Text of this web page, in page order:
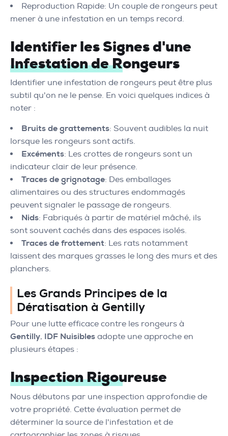
Reproduction Rapide: Un couple de rongeurs peut
mener à une infestation en un temps record.
Identifier les Signes d'une
Infestation de Rongeurs
Identifier une infestation de rongeurs peut être plus
subtil qu'on ne le pense. En voici quelques indices à
noter :
Bruits de grattements: Souvent audibles la nuit
lorsque les rongeurs sont actifs.
Excéments: Les crottes de rongeurs sont un
indicateur clair de leur présence.
Traces de grignotage: Des emballages
alimentaires ou des structures endommagés
peuvent signaler le passage de rongeurs.
Nids: Fabriqués à partir de matériel mâché, ils
sont souvent cachés dans des espaces isolés.
Traces de frottement: Les rats notamment
laissent des marques grasses le long des murs et des
planchers.
Les Grands Principes de la
Dératisation à Gentilly
Pour une lutte efficace contre les rongeurs à
Gentilly, IDF Nuisibles adopte une approche en
plusieurs étapes :
Inspection Rigoureuse
Nous débutons par une inspection approfondie de
votre propriété. Cette évaluation permet de
déterminer la source de l'infestation et de